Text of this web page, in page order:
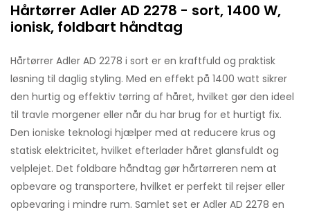
Hårtørrer Adler AD 2278 - sort, 1400 W,
ionisk, foldbart håndtag
Hårtørrer Adler AD 2278 i sort er en kraftfuld og praktisk
løsning til daglig styling. Med en effekt på 1400 watt sikrer
den hurtig og effektiv tørring af håret, hvilket gør den ideel
til travle morgener eller når du har brug for et hurtigt fix.
Den ioniske teknologi hjælper med at reducere krus og
statisk elektricitet, hvilket efterlader håret glansfuldt og
velplejet. Det foldbare håndtag gør hårtørreren nem at
opbevare og transportere, hvilket er perfekt til rejser eller
opbevaring i mindre rum. Samlet set er Adler AD 2278 en